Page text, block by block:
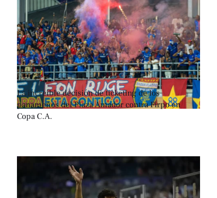
La increíble decisión de ticketing de los
panameños del Plaza Amador contra Firpo en
Copa C.A.